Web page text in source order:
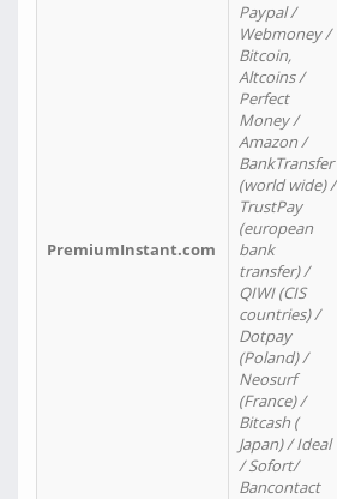
PremiumInstant.com
Paypal /
Webmoney /
Bitcoin,
Altcoins /
Perfect
Money /
Amazon /
BankTransfer
(world wide) /
TrustPay
(european
bank
transfer) /
QIWI (CIS
countries) /
Dotpay
(Poland) /
Neosurf
(France) /
Bitcash (
Japan) / Ideal
/ Sofort/
Bancontact